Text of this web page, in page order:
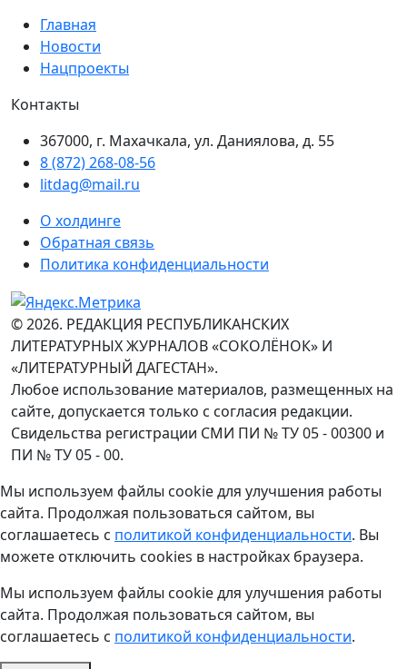
Главная
Новости
Нацпроекты
Контакты
367000, г. Махачкала, ул. Даниялова, д. 55
8 (872) 268-08-56
litdag@mail.ru
О холдинге
Обратная связь
Политика конфиденциальности
© 2026. РЕДАКЦИЯ РЕСПУБЛИКАНСКИХ
ЛИТЕРАТУРНЫХ ЖУРНАЛОВ «СОКОЛЁНОК» И
«ЛИТЕРАТУРНЫЙ ДАГЕСТАН».
Любое использование материалов, размещенных на
сайте, допускается только с согласия редакции.
Свидельства регистрации СМИ ПИ № ТУ 05 - 00300 и
ПИ № ТУ 05 - 00.
Мы используем файлы cookie для улучшения работы
сайта. Продолжая пользоваться сайтом, вы
соглашаетесь с политикой конфиденциальности. Вы
можете отключить cookies в настройках браузера.
Мы используем файлы cookie для улучшения работы
сайта. Продолжая пользоваться сайтом, вы
соглашаетесь с политикой конфиденциальности.